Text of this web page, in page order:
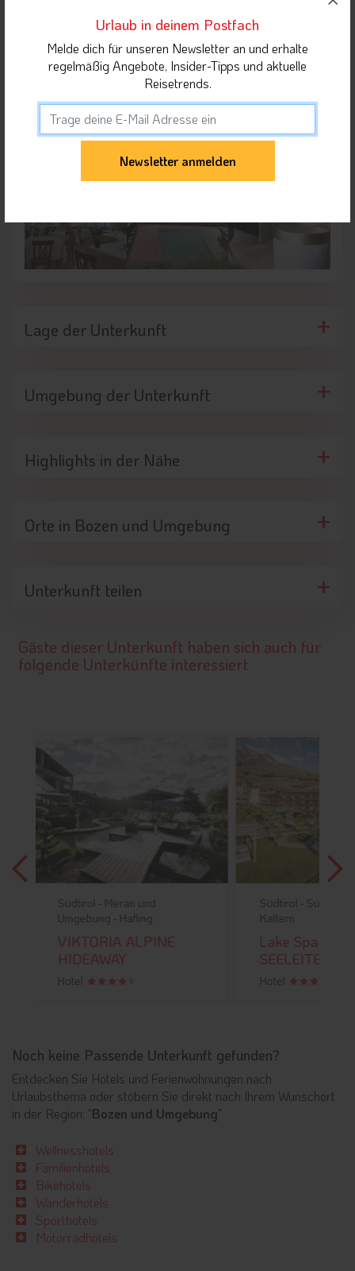
Lage der Unterkunft
Umgebung der Unterkunft
Highlights in der Nähe
Orte in Bozen und Umgebung
Unterkunft teilen
Gäste dieser Unterkunft haben sich auch für
folgende Unterkünfte interessiert
Südtirol - Südtirol Süden -
Kaltern
Lake Spa Hotel
SEELEITEN
Hotel
Südtirol -
Hotel
Noch keine Passende Unterkunft gefunden?
Entdecken Sie Hotels und Ferienwohnungen nach
Urlaubsthema oder stöbern Sie direkt nach Ihrem Wunschort
in der Region: "Bozen und Umgebung"
Wellnesshotels
Familienhotels
Bikehotels
Wanderhotels
Sporthotels
Motorradhotels
Urlaub in deinem Postfach
Melde dich für unseren Newsletter an und erhalte
regelmäßig Angebote, Insider-Tipps und aktuelle
Reisetrends.